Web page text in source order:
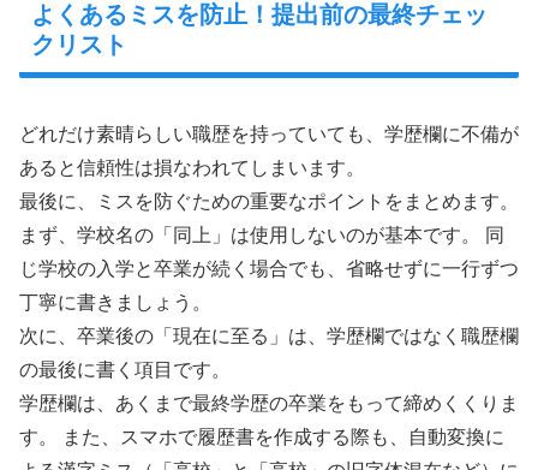
よくあるミスを防止！提出前の最終チェッ
クリスト
どれだけ素晴らしい職歴を持っていても、学歴欄に不備が
あると信頼性は損なわれてしまいます。
最後に、ミスを防ぐための重要なポイントをまとめます。
まず、学校名の「同上」は使用しないのが基本です。 同
じ学校の入学と卒業が続く場合でも、省略せずに一行ずつ
丁寧に書きましょう。
次に、卒業後の「現在に至る」は、学歴欄ではなく職歴欄
の最後に書く項目です。
学歴欄は、あくまで最終学歴の卒業をもって締めくくりま
す。 また、スマホで履歴書を作成する際も、自動変換に